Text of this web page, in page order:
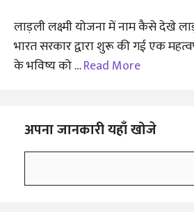
लाड़ली लक्ष्मी योजना में नाम कैसे देखे
भारत सरकार द्वारा शुरू की गई एक
के भविष्य को …Read More
अपना जानकारी यहाँ खोजे